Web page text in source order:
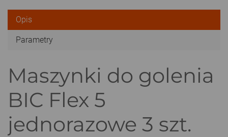
Opis
Parametry
Maszynki do golenia
BIC Flex 5
jednorazowe 3 szt.